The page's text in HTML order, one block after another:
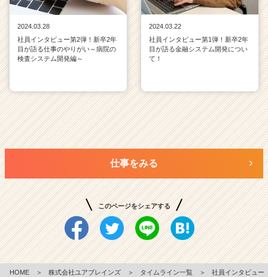
2024.03.28
社員インタビュー第2弾！新卒2年
目が語る仕事のやりがい～病院の
検査システム開発編～
2024.03.22
社員インタビュー第1弾！新卒2年
目が語る金融システム開発につい
て！
仕事をみる
このページをシェアする
HOME ＞ 株式会社ユアブレインズ ＞ タイムライン一覧 ＞
社員インタビュー